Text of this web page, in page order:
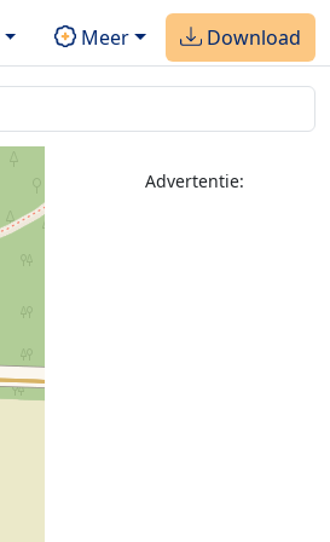
Meer Download
Advertentie: